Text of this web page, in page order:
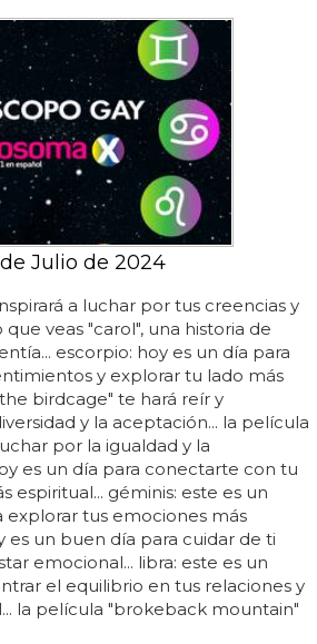
de Julio de 2024
a luchar por tus creencias y
veas "carol", una historia de
escorpio: hoy es un día para
y explorar tu lado más
birdcage" te hará reír y
y la aceptación... la película
por la igualdad y la
es un día para conectarte con tu
espiritual... géminis: este es un
tus emociones más
es un buen día para cuidar de ti
emocional... libra: este es un
el equilibrio en tus relaciones y
la película "brokeback mountain"